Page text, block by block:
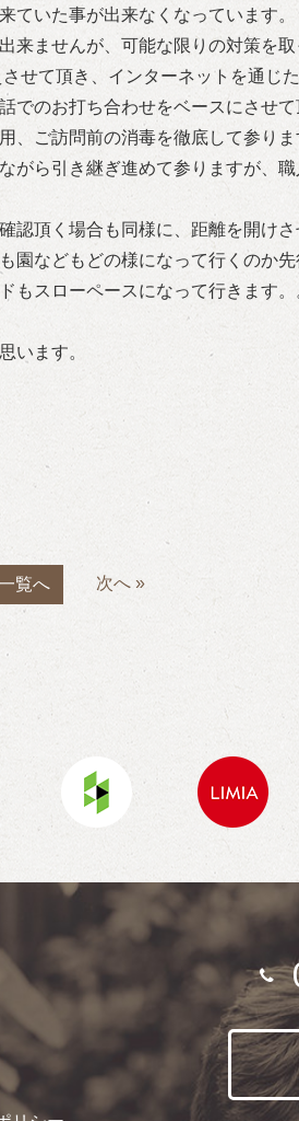
ていた事が出来なくなっています。
ませんが、可能な限りの対策を取
せて頂き、インターネットを通じ
のお打ち合わせをベースにさせて
、ご訪問前の消毒を徹底して参りま
ら引き継ぎ進めて参りますが、
頂く場合も同様に、距離を開けさ
などもどの様になって行くのか先
もスローペースになって行きます。
います。
覧へ 次へ »